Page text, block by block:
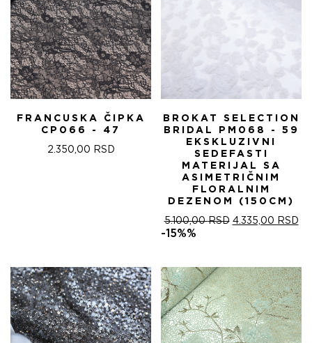
FRANCUSKA ČIPKA
CP066 - 47
2.350,00 RSD
BROKAT SELECTION
BRIDAL PM068 - 59
EKSKLUZIVNI
SEDEFASTI
MATERIJAL SA
ASIMETRIČNIM
FLORALNIM
DEZENOM (150CM)
5.100,00RSD ОРИГИНАЛНА
5.100,00 RSD.
4.335,00 RSD
-15%%